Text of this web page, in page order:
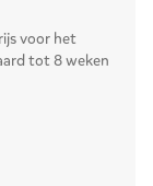
voor het
tot 8 weken